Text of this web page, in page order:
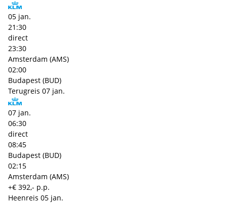
05 jan.
21:30
direct
23:30
Amsterdam (AMS)
02:00
Budapest (BUD)
Terugreis 07 jan.
07 jan.
06:30
direct
08:45
Budapest (BUD)
02:15
Amsterdam (AMS)
+€ 392,- p.p.
Heenreis 05 jan.